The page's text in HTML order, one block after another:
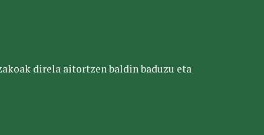
direla aitortzen baldin baduzu eta